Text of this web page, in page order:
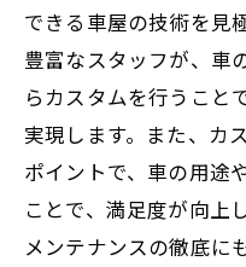
できる車屋の技術を見
豊富なスタッフが、車
らカスタムを行うこと
実現します。また、カ
ポイントで、車の用途
ことで、満足度が向上
メンテナンスの徹底に